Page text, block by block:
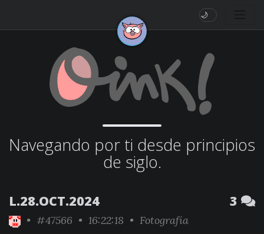
🌙
Navegando por ti desde principios
de siglo.
L.28.OCT.2024 3
• #47566 • 16:22:18 • Fotografía